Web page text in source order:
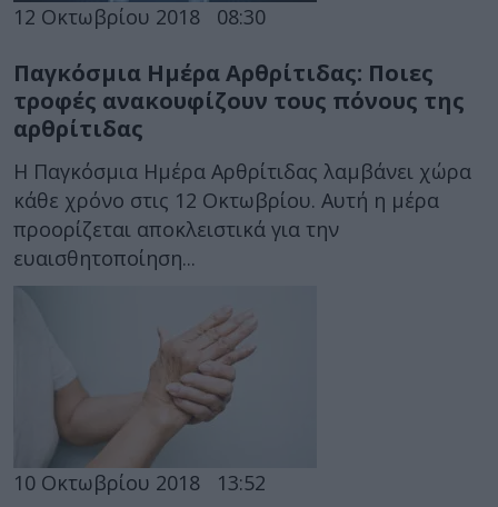
12 Οκτωβρίου 2018 08:30
Παγκόσμια Ημέρα Αρθρίτιδας: Ποιες
τροφές ανακουφίζουν τους πόνους της
αρθρίτιδας
Η Παγκόσμια Ημέρα Αρθρίτιδας λαμβάνει χώρα
κάθε χρόνο στις 12 Οκτωβρίου. Αυτή η μέρα
προορίζεται αποκλειστικά για την
ευαισθητοποίηση...
10 Οκτωβρίου 2018 13:52